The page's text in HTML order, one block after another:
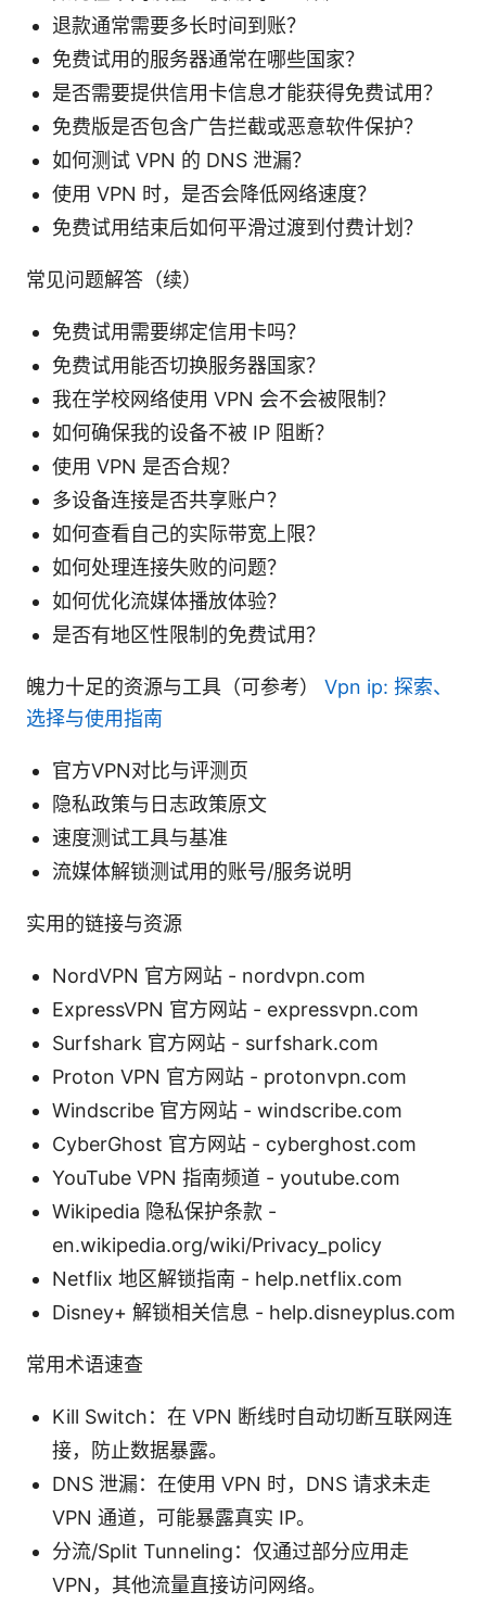
退款通常需要多长时间到账？
免费试用的服务器通常在哪些国家？
是否需要提供信用卡信息才能获得免费试用？
免费版是否包含广告拦截或恶意软件保护？
如何测试 VPN 的 DNS 泄漏？
使用 VPN 时，是否会降低网络速度？
免费试用结束后如何平滑过渡到付费计划？
常见问题解答（续）
免费试用需要绑定信用卡吗？
免费试用能否切换服务器国家？
我在学校网络使用 VPN 会不会被限制？
如何确保我的设备不被 IP 阻断？
使用 VPN 是否合规？
多设备连接是否共享账户？
如何查看自己的实际带宽上限？
如何处理连接失败的问题？
如何优化流媒体播放体验？
是否有地区性限制的免费试用？
魄力十足的资源与工具（可参考） Vpn ip: 探索、
选择与使用指南
官方VPN对比与评测页
隐私政策与日志政策原文
速度测试工具与基准
流媒体解锁测试用的账号/服务说明
实用的链接与资源
NordVPN 官方网站 - nordvpn.com
ExpressVPN 官方网站 - expressvpn.com
Surfshark 官方网站 - surfshark.com
Proton VPN 官方网站 - protonvpn.com
Windscribe 官方网站 - windscribe.com
CyberGhost 官方网站 - cyberghost.com
YouTube VPN 指南频道 - youtube.com
Wikipedia 隐私保护条款 -
en.wikipedia.org/wiki/Privacy_policy
Netflix 地区解锁指南 - help.netflix.com
Disney+ 解锁相关信息 - help.disneyplus.com
常用术语速查
Kill Switch：在 VPN 断线时自动切断互联网连
接，防止数据暴露。
DNS 泄漏：在使用 VPN 时，DNS 请求未走
VPN 通道，可能暴露真实 IP。
分流/Split Tunneling：仅通过部分应用走
VPN，其他流量直接访问网络。